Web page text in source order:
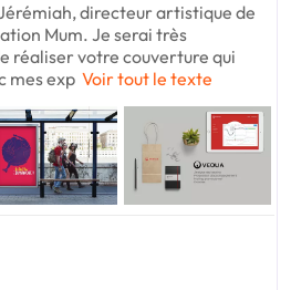
directeur artistique de
Mum. Je serai très
réaliser votre couverture qui
mes exp Voir tout le texte